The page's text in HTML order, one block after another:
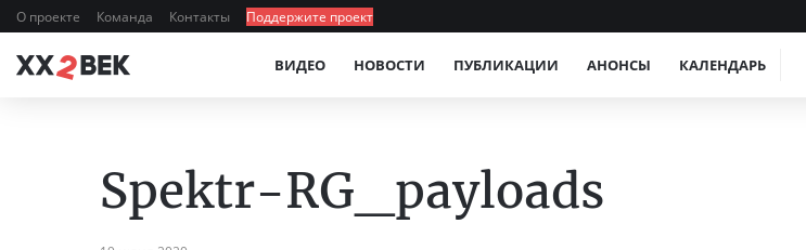
О проекте Команда Контакты Поддержите проект
ВИДЕО НОВОСТИ ПУБЛИКАЦИИ АНОНСЫ КАЛЕНДАРЬ
Spektr-RG_payloads